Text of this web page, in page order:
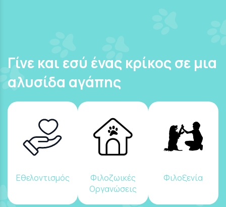
Γίνε και εσύ ένας κρίκος σε μια
αλυσίδα αγάπης
Εθελοντισμός
Φιλοζωικές
Οργανώσεις
Φιλοξενία